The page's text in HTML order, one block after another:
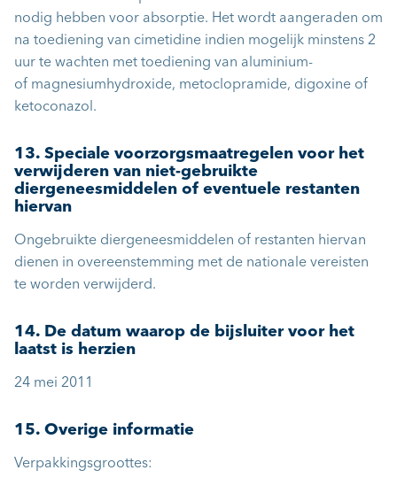
nodig hebben voor absorptie. Het wordt aangeraden om
na toediening van cimetidine indien mogelijk minstens 2
uur te wachten met toediening van aluminium-
of magnesiumhydroxide, metoclopramide, digoxine of
ketoconazol.
13. Speciale voorzorgsmaatregelen voor het
verwijderen van niet-gebruikte
diergeneesmiddelen of eventuele restanten
hiervan
Ongebruikte diergeneesmiddelen of restanten hiervan
dienen in overeenstemming met de nationale vereisten
te worden verwijderd.
14. De datum waarop de bijsluiter voor het
laatst is herzien
24 mei 2011
15. Overige informatie
Verpakkingsgroottes: